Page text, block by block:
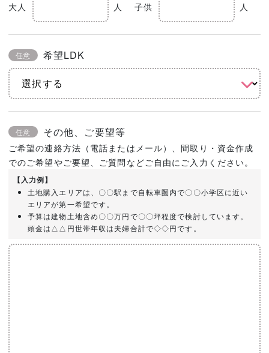
大人 人 子供 人
任意 希望LDK
任意 その他、ご要望等
ご希望の連絡方法（電話またはメール）、間取り・資金作成
でのご希望やご要望、ご質問などご自由にご入力ください。
【入力例】
土地購入エリアは、〇〇駅まで自転車圏内で〇〇小学区に近い
エリアが第一希望です。
予算は建物土地含め〇〇万円で〇〇坪程度で検討しています。
頭金は△△円世帯年収は夫婦合計で◇◇円です。